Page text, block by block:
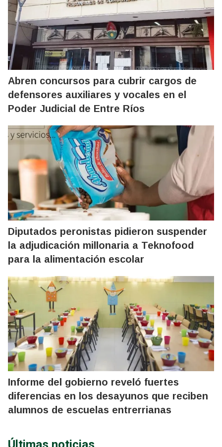
Abren concursos para cubrir cargos de
defensores auxiliares y vocales en el
Poder Judicial de Entre Ríos
Diputados peronistas pidieron suspender
la adjudicación millonaria a Teknofood
para la alimentación escolar
Informe del gobierno reveló fuertes
diferencias en los desayunos que reciben
alumnos de escuelas entrerrianas